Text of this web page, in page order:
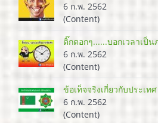
6 ก.พ. 2562
(Content)
ติ๊กตอกๆ......บอกเวลาเป็น
6 ก.พ. 2562
(Content)
ข้อเท็จจริงเกี่ยวกับประเท
6 ก.พ. 2562
(Content)